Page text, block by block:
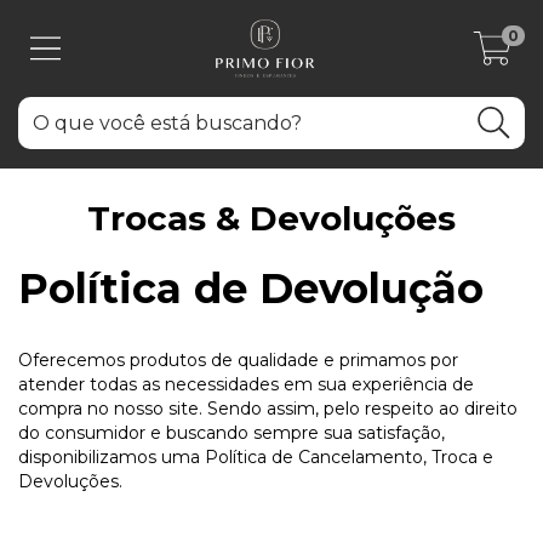
0
Trocas & Devoluções
Política de Devolução
Oferecemos produtos de qualidade e primamos por
atender todas as necessidades em sua experiência de
compra no nosso site. Sendo assim, pelo respeito ao direito
do consumidor e buscando sempre sua satisfação,
disponibilizamos uma Política de Cancelamento, Troca e
Devoluções.